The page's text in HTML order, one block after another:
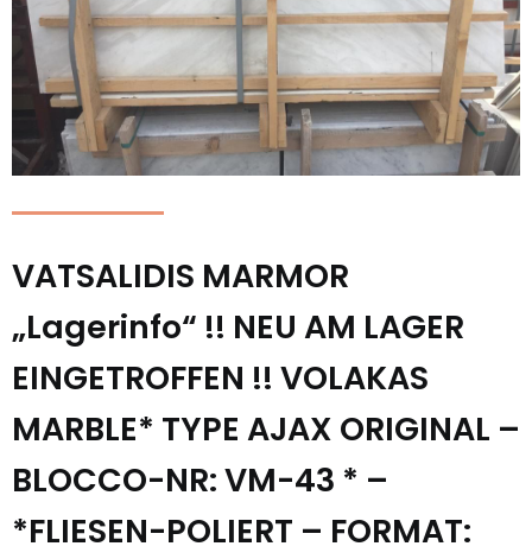
VATSALIDIS MARMOR
„Lagerinfo“ !! NEU AM LAGER
EINGETROFFEN !! VOLAKAS
MARBLE* TYPE AJAX ORIGINAL –
BLOCCO-NR: VM-43 * –
*FLIESEN-POLIERT – FORMAT: